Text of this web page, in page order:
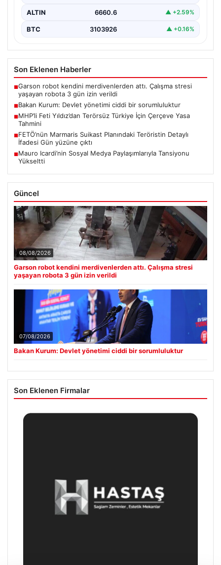
ALTIN 6660.6 ▲ +2.59%
BTC 3103926 ▲ +0.16%
Son Eklenen Haberler
■Garson robot kendini merdivenlerden attı. Çalışma stresi
yaşayan robota 3 gün izin verildi
■Bakan Kurum: Devlet yönetimi ciddi bir sorumluluktur
■MHP’li Feti Yıldız’dan Terörsüz Türkiye İçin Çerçeve Yasa
Tahmini
■FETÖ’nün Marmaris Suikast Planındaki Teröristin Detaylı
İfadesi Gün yüzüne çıktı
■Mauro Icardi’nin Sosyal Medya Paylaşımlarıyla Tansiyonu
Yükseltti
Güncel
08/08/2026
Garson robot kendini merdivenlerden attı. Çalışma stresi
yaşayan robota 3 gün izin verildi
07/08/2026
Bakan Kurum: Devlet yönetimi ciddi bir sorumluluktur
Son Eklenen Firmalar